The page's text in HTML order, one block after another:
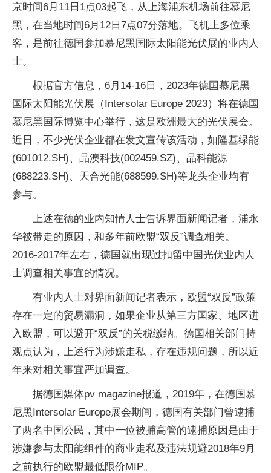
京时间6月11日1点03起飞，从上海浦东机场前往慕尼
黑，在当地时间6月12日7点07分落地。飞机上多位乘
客，是前往德国参加慕尼黑国际太阳能光伏展的业内人
士。
根据官方信息，6月14-16日，2023年德国慕尼黑
国际太阳能光伏展（Intersolar Europe 2023）将在德国
慕尼黑国际博览中心举行，这是欧洲最大的光伏展会。
近日，不少光伏企业都在发文宣传该活动，如隆基绿能
(601012.SH)、晶澳科技(002459.SZ)、晶科能源
(688223.SH)、天合光能(688599.SH)等龙头企业均有
参与。
上述在德的业内知情人士告诉界面新闻记者，浦永
华被带走的原因，和多年前欧盟“双反”调查相关。
2016-2017年左右，德国就出现过扣留中国光伏业内人
士调查相关事宜的情况。
有业内人士对界面新闻记者表示，欧盟“双反”政策
存在一定的贸易漏洞，如果企业从第三方国家、地区进
入欧盟，可以避开“双反”的关税缴纳。德国相关部门持
观点认为，上述行为涉嫌走私，存在违规问题，所以近
年来对相关事宜严加调查。
据德国媒体pv magazine报道，2019年，在德国慕
尼黑Intersolar Europe展会期间，德国有关部门曾逮捕
了两名中国公民，其中一位被捕高管的逮捕原因是由于
涉嫌参与太阳能组件的商业走私及违法规避2018年9月
之前执行的欧盟最低限价MIP。